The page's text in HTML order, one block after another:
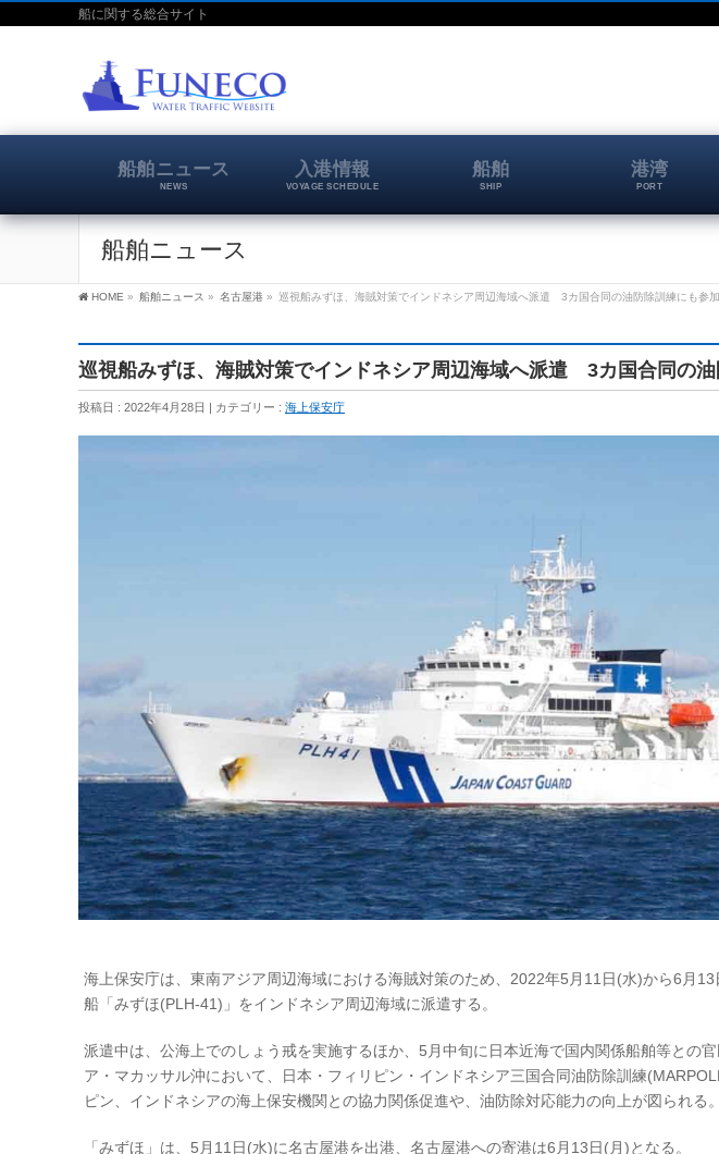
船に関する総合サイト
船舶ニュース
NEWS
入港情報
VOYAGE SCHEDULE
船舶
SHIP
港湾
PORT
船舶ニュース
HOME » 船舶ニュース » 名古屋港 » 巡視船みずほ、海賊対策でインドネシア周辺海域へ派遣 3カ国合同の油防除訓練にも参加
巡視船みずほ、海賊対策でインドネシア周辺海域へ派遣 3カ国合同の
投稿日 : 2022年4月28日 カテゴリー : 海上保安庁
海上保安庁は、東南アジア周辺海域における海賊対策のため、2022年5月11日(水)から6月
船「みずほ(PLH-41)」をインドネシア周辺海域に派遣する。
派遣中は、公海上でのしょう戒を実施するほか、5月中旬に日本近海で国内関係船舶等との
ア・マカッサル沖において、日本・フィリピン・インドネシア三国合同油防除訓練
ピン、インドネシアの海上保安機関との協力関係促進や、油防除対応能力の向上が図られる。
「みずほ」は、5月11日(水)に名古屋港を出港、名古屋港への寄港は6月13日(月)となる。